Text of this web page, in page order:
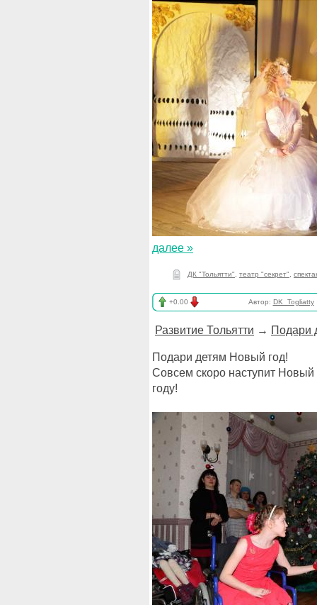
далее »
ДК "Тольятти" театр "секрет"
+0.00 Автор: DK_Togliatty
Развитие Тольятти → Подари
Подари детям Новый год!
Совсем скоро наступит
году!